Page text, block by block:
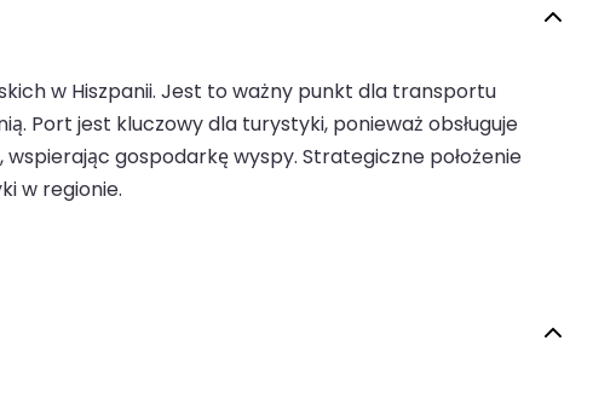
w Hiszpanii. Jest to ważny punkt dla transportu
Port jest kluczowy dla turystyki, ponieważ obsługuje
wspierając gospodarkę wyspy. Strategiczne położenie
w regionie.